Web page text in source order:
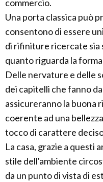
commercio.
Una porta classica può
consentono di essere
di rifiniture ricercate sia
quanto riguarda la
Delle nervature e delle
dei capitelli che fanno
assicureranno la buona
coerente ad una
tocco di carattere
La casa, grazie a questi
stile dell'ambiente
da un punto di vista di